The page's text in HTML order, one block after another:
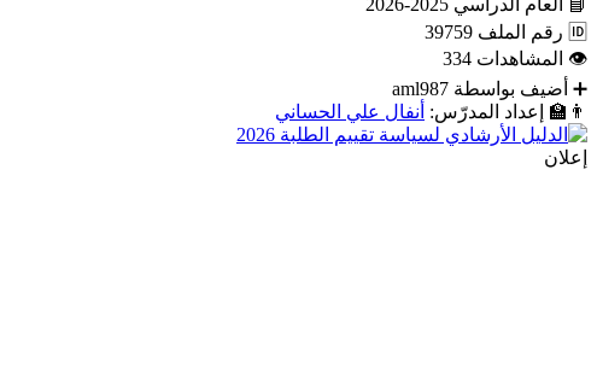
🆔 رقم الملف 39759
👁 المشاهدات 334
➕ أضيف بواسطة aml987
👨‍🏫
إعداد المدرّس: أنفال علي الحساني
إعلان